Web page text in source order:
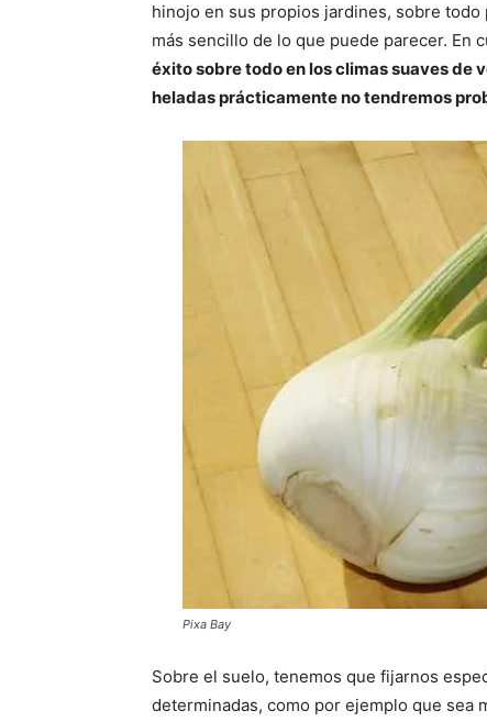
hinojo en sus propios jardines, sobre
más sencillo de lo que puede parecer. En
éxito sobre todo en los climas suaves de
heladas prácticamente no tendremos
Pixa Bay
Sobre el suelo, tenemos que fijarnos
determinadas, como por ejemplo que sea